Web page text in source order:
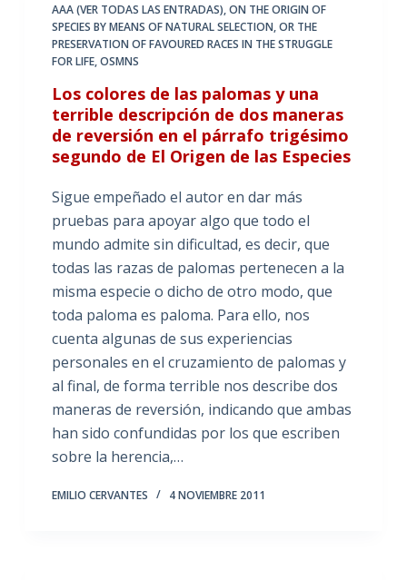
AAA (VER TODAS LAS ENTRADAS),ON THE ORIGIN OF
SPECIES BY MEANS OF NATURAL SELECTION,OR THE
PRESERVATION OF FAVOURED RACES IN THE STRUGGLE
FOR LIFE,OSMNS
Los colores de las palomas y una
terrible descripción de dos maneras
de reversión en el párrafo trigésimo
segundo de El Origen de las Especies
Sigue empeñado el autor en dar más
pruebas para apoyar algo que todo el
mundo admite sin dificultad, es decir, que
todas las razas de palomas pertenecen a la
misma especie o dicho de otro modo, que
toda paloma es paloma. Para ello, nos
cuenta algunas de sus experiencias
personales en el cruzamiento de palomas y
al final, de forma terrible nos describe dos
maneras de reversión, indicando que ambas
han sido confundidas por los que escriben
sobre la herencia,…
EMILIO CERVANTES 4 NOVIEMBRE 2011